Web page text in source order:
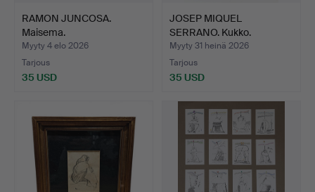
RAMON JUNCOSA.
Maisema.
Myyty 4 elo 2026
Tarjous
35 USD
JOSEP MIQUEL
SERRANO. Kukko.
Myyty 31 heinä 2026
Tarjous
35 USD